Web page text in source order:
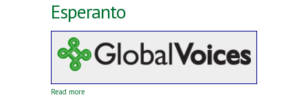
Esperanto
Read more